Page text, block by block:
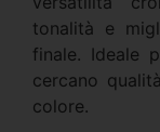
tonalità e
finale. Ideale
cercano
colore.